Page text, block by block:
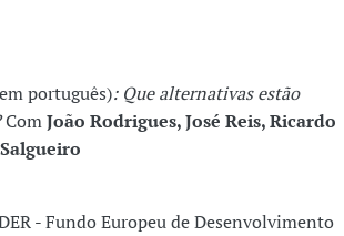
português): Que alternativas estão
ComJoão Rodrigues, José Reis, Ricardo
- Fundo Europeu de Desenvolvimento